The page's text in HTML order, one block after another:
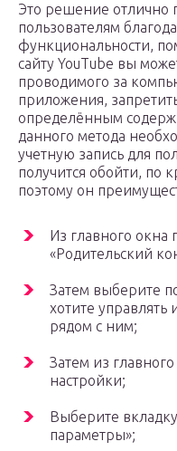
Это решение отлично
пользователям
функциональности,
сайту YouTube вы
проводимого за
приложения,
определённым
данного метода
учетную запись для
получится обойти, по
поэтому он
Из главного
«Родительский
Затем выберите
хотите
рядом с ним;
Затем из
настройки;
Выберите
параметры»;